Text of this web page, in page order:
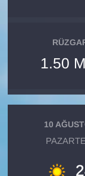
1.50
10
Kültür &
KURDÎ
MAGAZİN
ONE